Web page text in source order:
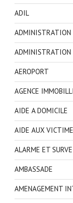
ADIL
ADMINISTRATION
ADMINISTRATION
AEROPORT
AGENCE
AIDE A DOMICILE
AIDE AUX
ALARME ET
AMBASSADE
AMENAGEMENT